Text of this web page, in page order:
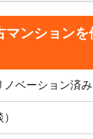
マンション
ノベーション済み